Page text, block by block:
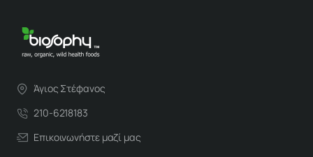
Άγιος Στέφανος
210-6218183
Επικοινωνήστε μαζί μας